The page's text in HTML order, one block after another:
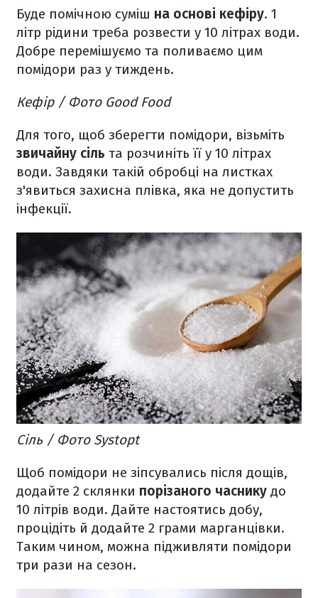
Буде помічною суміш на основі кефіру. 1
літр рідини треба розвести у 10 літрах води.
Добре перемішуємо та поливаємо цим
помідори раз у тиждень.
Кефір / Фото Good Food
Для того, щоб зберегти помідори, візьміть
звичайну сіль та розчиніть її у 10 літрах
води. Завдяки такій обробці на листках
з'явиться захисна плівка, яка не допустить
інфекції.
Сіль / Фото Systopt
Щоб помідори не зіпсувались після дощів,
додайте 2 склянки порізаного часнику до
10 літрів води. Дайте настоятись добу,
процідіть й додайте 2 грами марганцівки.
Таким чином, можна підживляти помідори
три рази на сезон.